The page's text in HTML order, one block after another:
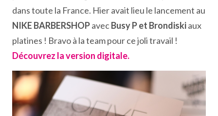
dans toute la France. Hier avait lieu le lancement au
NIKE BARBERSHOPavecBusy P et Brondiskiaux
platines ! Bravo à la team pour ce joli travail !
Découvrez la version digitale.